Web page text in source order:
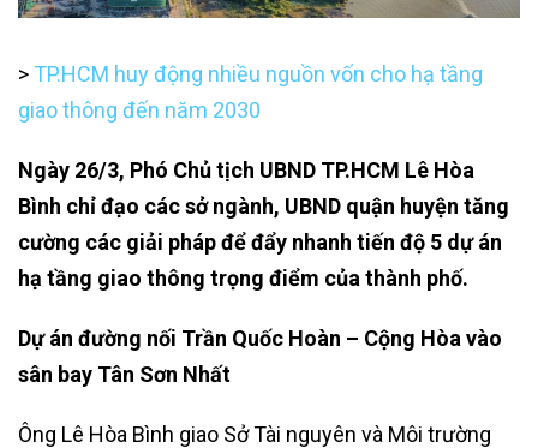
> TP.HCM huy động nhiều nguồn vốn cho hạ tầng
giao thông đến năm 2030
Ngày 26/3, Phó Chủ tịch UBND TP.HCM Lê Hòa
Bình chỉ đạo các sở ngành, UBND quận huyện tăng
cường các giải pháp để đẩy nhanh tiến độ 5 dự án
hạ tầng giao thông trọng điểm của thành phố.
Dự án đường nối Trần Quốc Hoàn – Cộng Hòa vào
sân bay Tân Sơn Nhất
Ông Lê Hòa Bình giao Sở Tài nguyên và Môi trường